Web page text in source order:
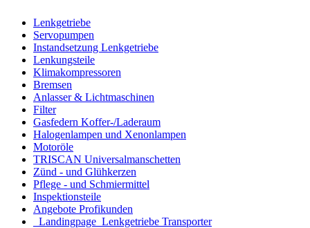
Lenkgetriebe
Servopumpen
Instandsetzung Lenkgetriebe
Lenkungsteile
Klimakompressoren
Bremsen
Anlasser & Lichtmaschinen
Filter
Gasfedern Koffer-/Laderaum
Halogenlampen und Xenonlampen
Motoröle
TRISCAN Universalmanschetten
Zünd - und Glühkerzen
Pflege - und Schmiermittel
Inspektionsteile
Angebote Profikunden
_Landingpage_Lenkgetriebe Transporter